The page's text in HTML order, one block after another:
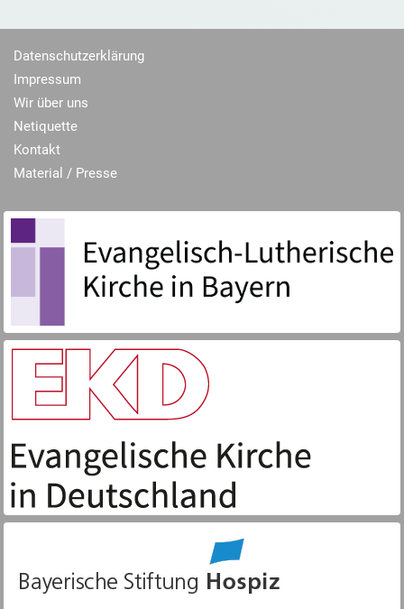
Datenschutzerklärung
Impressum
Wir über uns
Netiquette
Kontakt
Material / Presse